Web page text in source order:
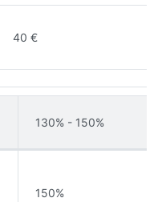
40 €
130% - 150%
150%